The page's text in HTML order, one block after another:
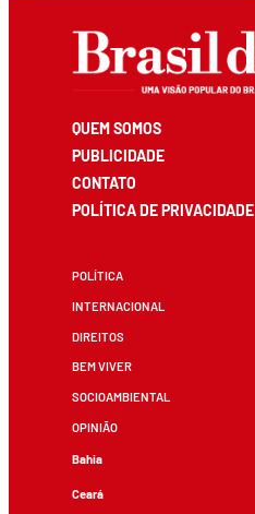
QUEM SOMOS
PUBLICIDADE
CONTATO
POLÍTICA DE PRIVACIDADE
POLÍTICA
INTERNACIONAL
DIREITOS
BEM VIVER
SOCIOAMBIENTAL
OPINIÃO
Bahia
Ceará